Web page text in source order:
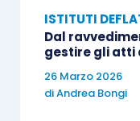
dovute, il
all’iscrizione
predette somme
602/1973.
ISTITUTI
Dal
gestire gli atti
26 Marzo 2026
diAndrea Bongi